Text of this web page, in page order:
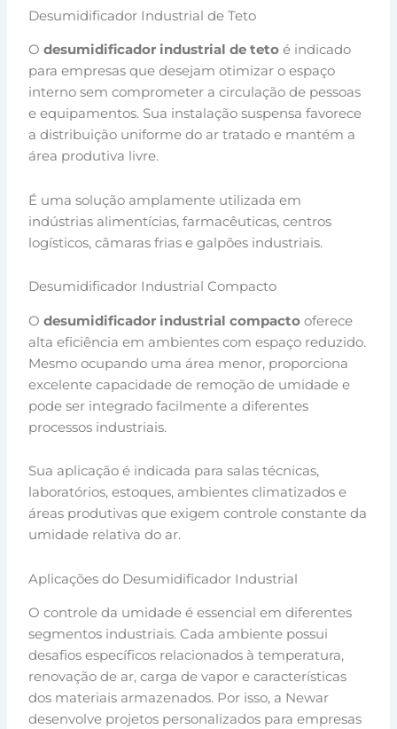
Desumidificador Industrial de Teto
Odesumidificador industrial de teto é indicado
para empresas que desejam otimizar o espaço
interno sem comprometer a circulação de pessoas
e equipamentos. Sua instalação suspensa favorece
a distribuição uniforme do ar tratado e mantém a
área produtiva livre.
É uma solução amplamente utilizada em
indústrias alimentícias, farmacêuticas, centros
logísticos, câmaras frias e galpões industriais.
Desumidificador Industrial Compacto
Odesumidificador industrial compacto oferece
alta eficiência em ambientes com espaço reduzido.
Mesmo ocupando uma área menor, proporciona
excelente capacidade de remoção de umidade e
pode ser integrado facilmente a diferentes
processos industriais.
Sua aplicação é indicada para salas técnicas,
laboratórios, estoques, ambientes climatizados e
áreas produtivas que exigem controle constante da
umidade relativa do ar.
Aplicações do Desumidificador Industrial
O controle da umidade é essencial em diferentes
segmentos industriais. Cada ambiente possui
desafios específicos relacionados à temperatura,
renovação de ar, carga de vapor e características
dos materiais armazenados. Por isso, a Newar
desenvolve projetos personalizados para empresas